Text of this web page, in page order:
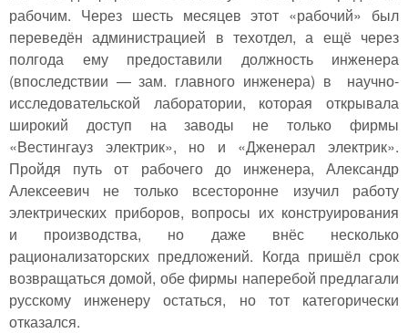
рабочим. Через шесть месяцев этот «рабочий» был
переведён администрацией в техотдел, а ещё через
полгода ему предоставили должность инженера
(впоследствии — зам. главного инженера) в научно-
исследовательской лаборатории, которая открывала
широкий доступ на заводы не только фирмы
«Вестингауз электрик», но и «Дженерал электрик».
Пройдя путь от рабочего до инженера, Александр
Алексеевич не только всесторонне изучил работу
электрических приборов, вопросы их конструирования
и производства, но даже внёс несколько
рационализаторских предложений. Когда пришёл срок
возвращаться домой, обе фирмы наперебой предлагали
русскому инженеру остаться, но тот категорически
отказался.